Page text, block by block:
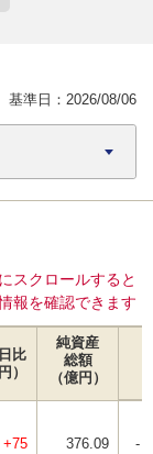
基準日： 2026/08/06
スクロールすると
報を確認できます
比
）
純資産
総額
（億円）
+75 376.09 -